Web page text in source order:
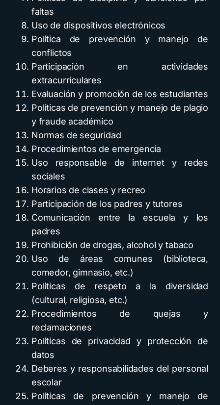
faltas
Uso de dispositivos electrónicos
Política de prevención y manejo de
conflictos
Participación en actividades
extracurriculares
Evaluación y promoción de los estudiantes
Políticas de prevención y manejo de plagio
y fraude académico
Normas de seguridad
Procedimientos de emergencia
Uso responsable de internet y redes
sociales
Horarios de clases y recreo
Participación de los padres y tutores
Comunicación entre la escuela y los
padres
Prohibición de drogas, alcohol y tabaco
Uso de áreas comunes (biblioteca,
comedor, gimnasio, etc.)
Políticas de respeto a la diversidad
(cultural, religiosa, etc.)
Procedimientos de quejas y
reclamaciones
Políticas de privacidad y protección de
datos
Deberes y responsabilidades del personal
escolar
Políticas de prevención y manejo de